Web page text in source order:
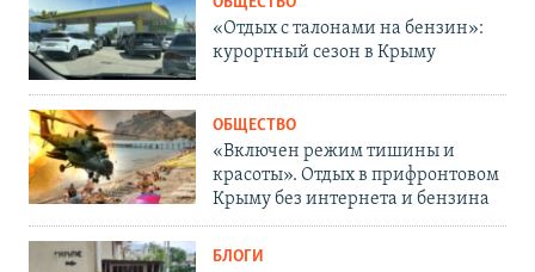
«Отдых с талонами на бензин»:
курортный сезон в Крыму
ОБЩЕСТВО
«Включен режим тишины и
красоты». Отдых в прифронтовом
Крыму без интернета и бензина
БЛОГИ